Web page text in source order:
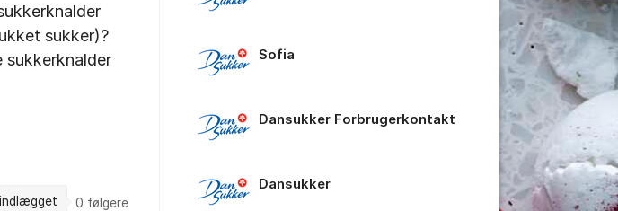
sukker)?
sukkerknalder
indlægget 0 følgere
Sofia
Dansukker Forbrugerkontakt
Dansukker